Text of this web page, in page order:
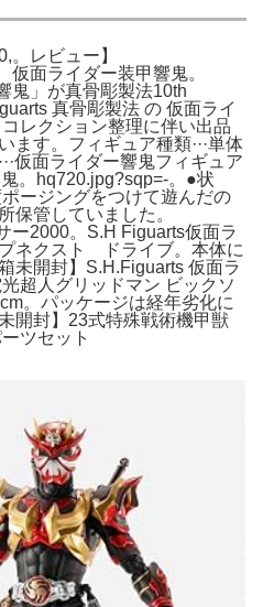
レビュー】
仮面ライダー装甲響鬼。
鬼」が真骨彫製法10th
真骨彫製法 の 仮面ライ
レクション整理に伴い出品
ます。フィギュア種類···単体
仮面ライダー響鬼フィギュア
鬼。hq720.jpg?sqp=-。●状
ージングをつけて遊んだの
保管していました。
ー2000。S.H Figuarts仮面ラ
ネクスト ドライブ。本体に
未開封】S.H.Figuarts 仮面ラ
超人グリッドマン ビックソ
。パッケージは経年劣化に
開封】23式特殊戦術機甲獣
ツセット